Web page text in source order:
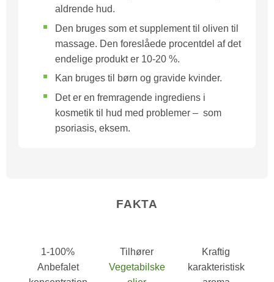
aldrende hud.
Den bruges som et supplement til oliven til
massage. Den foreslåede procentdel af det
endelige produkt er 10-20 %.
Kan bruges til børn og gravide kvinder.
Det er en fremragende ingrediens i
kosmetik til hud med problemer – som
psoriasis, eksem.
FAKTA
1-100%
Anbefalet
Tilhører
Vegetabilske
Kraftig
karakteristisk